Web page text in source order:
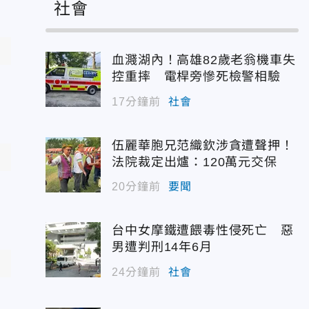
社會
血濺湖內！高雄82歲老翁機車失
控重摔 電桿旁慘死檢警相驗
17分鐘前 社會
伍麗華胞兄范織欽涉貪遭聲押！
法院裁定出爐：120萬元交保
20分鐘前 要聞
台中女摩鐵遭餵毒性侵死亡 惡
男遭判刑14年6月
24分鐘前 社會